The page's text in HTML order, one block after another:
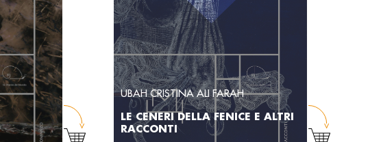
UBAH CRISTINA ALI FARAH
LE CENERI DELLA FENICE E ALTRI
RACCONTI